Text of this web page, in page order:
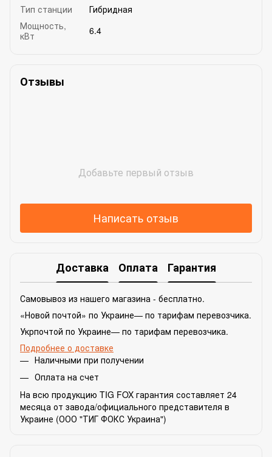
Тип станции
Гибридная
Мощность,
кВт
6.4
Отзывы
Добавьте первый отзыв
Написать отзыв
Доставка Оплата Гарантия
Самовывоз из нашего магазина - бесплатно.
«Новой почтой» по Украине— по тарифам перевозчика.
Укрпочтой по Украине— по тарифам перевозчика.
Подробнее о доставке
Наличными при получении
Оплата на счет
На всю продукцию TIG FOX гарантия составляет 24
месяца от завода/официального представителя в
Украине (ООО "ТИГ ФОКС Украина")